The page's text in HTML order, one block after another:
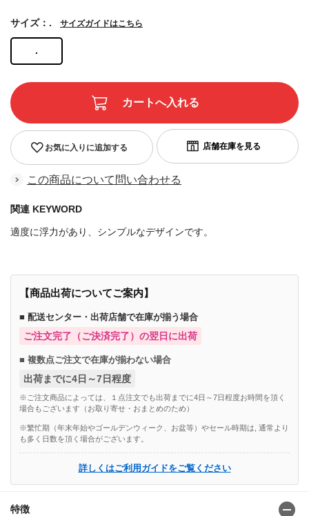
.
サイズ：. サイズガイドはこちら
お気に入りに追加する
この商品について問い合わせる
関連 KEYWORD
適度に浮力があり、シンプルなデザインです。
【商品出荷についてご案内】
■ 配送センター・出荷店舗で在庫が揃う場合
ご注文完了（ご決済完了）の翌日に出荷
■ 複数点ご注文で在庫が揃わない場合
出荷までに4日～7日程度
※ご注文商品によっては、１点注文でも出荷までに4日～7日程度お時間を頂く
場合もございます（お取り寄せ・おまとめのため）
※繁忙期（年末年始やゴールデンウィーク、お盆等）やセール時期は, 通常より
も多く日数を頂く場合がございます。
詳しくはご利用ガイドをご覧ください
特徴